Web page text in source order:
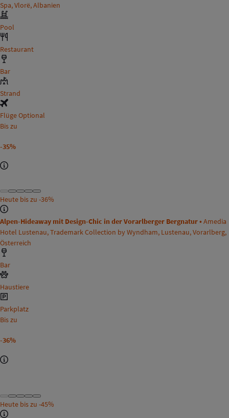
Spa, Vlorë, Albanien
Pool
Restaurant
Bar
Strand
Flüge Optional
Bis zu
-35%
Heute bis zu -36%
Alpen-Hideaway mit Design-Chic in der Vorarlberger Bergnatur • Amedia
Hotel Lustenau, Trademark Collection by Wyndham, Lustenau, Vorarlberg,
Österreich
Bar
Haustiere
Parkplatz
Bis zu
-36%
Heute bis zu -45%